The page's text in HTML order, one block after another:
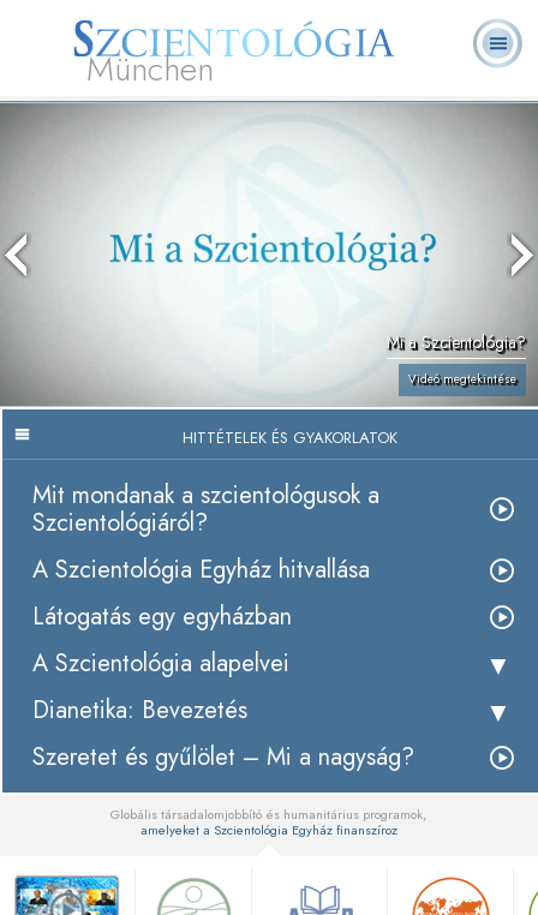
München
Mi a Szcientológia?
Videó megtekintése
HITTÉTELEK ÉS GYAKORLATOK
Mit mondanak a szcientológusok a
Szcientológiáról?
A Szcientológia Egyház hitvallása
Látogatás egy egyházban
A Szcientológia alapelvei
Dianetika: Bevezetés
Szeretet és gyűlölet – Mi a nagyság?
Globális társadalomjobbító és humanitárius programok,
amelyeket a Szcientológia Egyház finanszíroz